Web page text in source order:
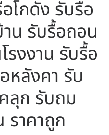
โกดัง รับรื้อ
น รับรื้อถอน
รงงาน รับรื้อ
หลังคา รับ
ลุก รับถม
าคาถูก